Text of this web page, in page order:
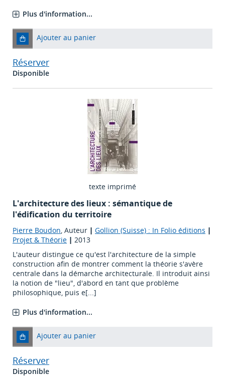
Plus d'information...
Ajouter au panier
Réserver
Disponible
texte imprimé
L'architecture des lieux : sémantique de
l'édification du territoire
Pierre Boudon, Auteur | Gollion (Suisse) : In Folio éditions |
Projet & Théorie | 2013
L'auteur distingue ce qu'est l'architecture de la simple
construction afin de montrer comment la théorie s'avère
centrale dans la démarche architecturale. Il introduit ainsi
la notion de "lieu", d'abord en tant que problème
philosophique, puis e[...]
Plus d'information...
Ajouter au panier
Réserver
Disponible